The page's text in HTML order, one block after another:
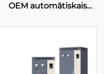
OEM automātiskais
3 va, 220 V/110 V,
AVR ar servomotoru
vadību